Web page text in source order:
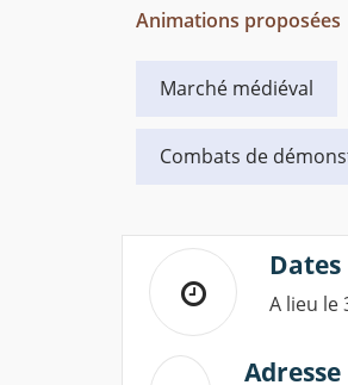
Animations proposées
Marché médiéval
Combats de
Dates
A lieu le
Adresse